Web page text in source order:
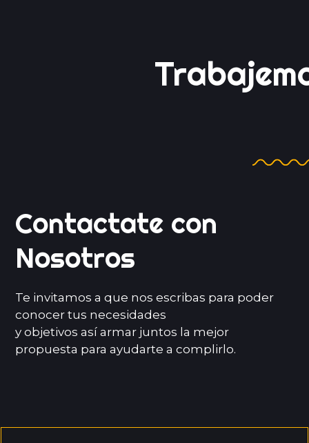
Contactate con
Nosotros
Te invitamos a que nos escribas para poder
conocer tus necesidades
y objetivos así armar juntos la mejor
propuesta para ayudarte a complirlo.